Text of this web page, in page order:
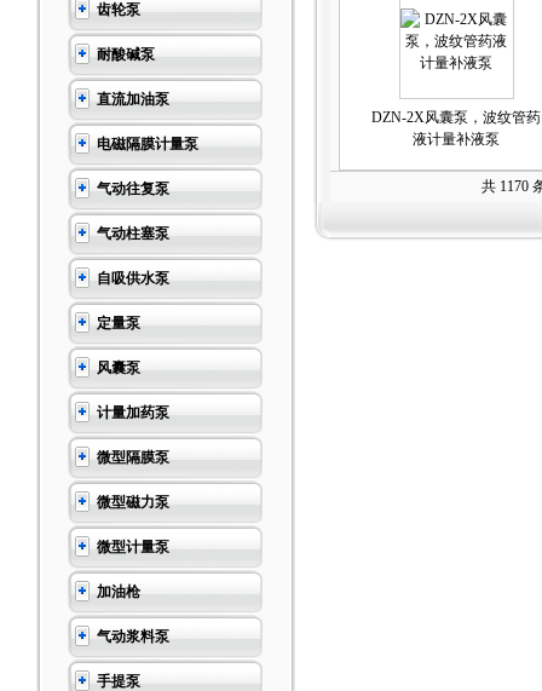
齿轮泵
耐酸碱泵
直流加油泵
电磁隔膜计量泵
气动往复泵
气动柱塞泵
自吸供水泵
定量泵
风囊泵
计量加药泵
微型隔膜泵
微型磁力泵
微型计量泵
加油枪
气动浆料泵
手提泵
DZN-2X风囊泵，波纹管药
液计量补液泵
共 1170